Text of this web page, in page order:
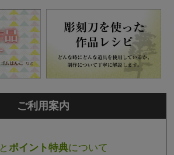
ご利用案内
とポイント特典について